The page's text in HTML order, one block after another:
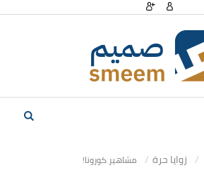
زوايا حرة مشاهير كورونا!